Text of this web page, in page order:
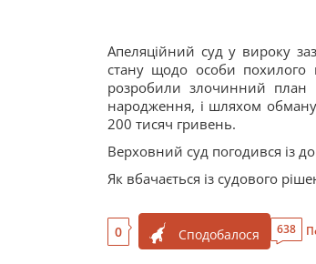
Апеляційний суд у вироку
стану щодо особи похилого
розробили злочинний план
народження, і шляхом
200 тисяч гривень.
Верховний суд погодився із
Як вбачається із судового
0 Сподобалося 638